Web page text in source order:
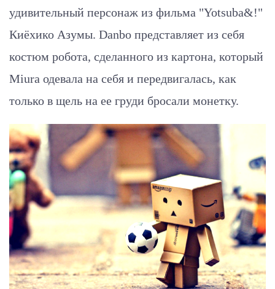
удивительный персонаж из фильма "Yotsuba&!"
Киёхико Азумы. Danbo представляет из себя
костюм робота, сделанного из картона, который
Miura одевала на себя и передвигалась, как
только в щель на ее груди бросали монетку.